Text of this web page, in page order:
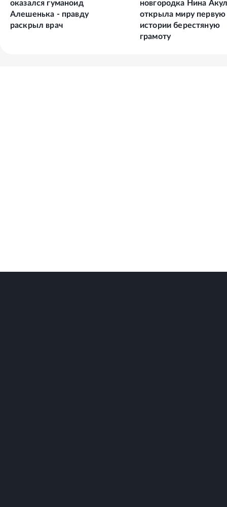
оказался гуманоид
Алешенька - правду
раскрыл врач
новгородка Нина
открыла миру первую
истории берестяную
грамоту